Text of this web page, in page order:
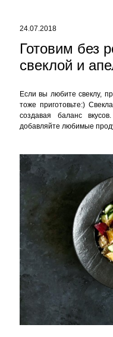
24.07.2018
Готовим без
свеклой и
Если вы любите свеклу,
тоже приготовьте:)
создавая баланс
добавляйте любимые